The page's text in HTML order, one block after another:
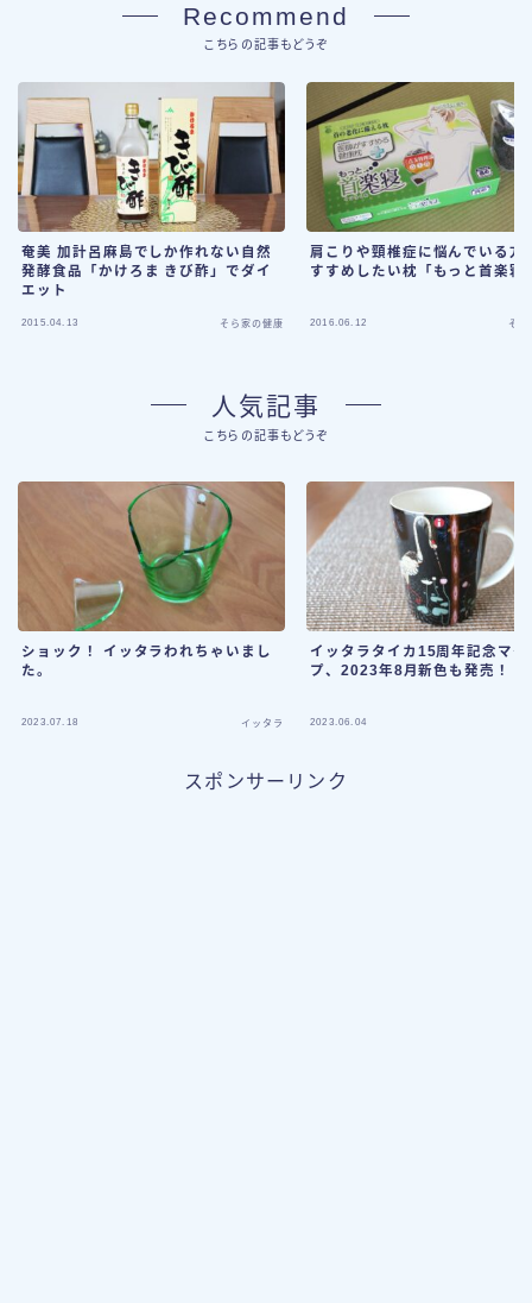
Recommend
こちらの記事もどうぞ
奄美 加計呂麻島でしか作れない自然
発酵食品「かけろま きび酢」でダイ
エット
2015.04.13 そら家の健康
肩こりや頸椎症に悩んでいる方
すすめしたい枕「もっと首楽寝
2016.06.12 そら
人気記事
こちらの記事もどうぞ
ショック！ イッタラわれちゃいまし
た。
2023.07.18 イッタラ
イッタラタイカ15周年記念マグ
プ、2023年8月新色も発売！
2023.06.04
スポンサーリンク